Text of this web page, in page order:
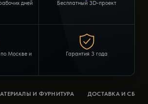
дней Бесплатный 3D-проект
Москве и
Гарантия 3 года
И ФУРНИТУРА ДОСТАВКА И